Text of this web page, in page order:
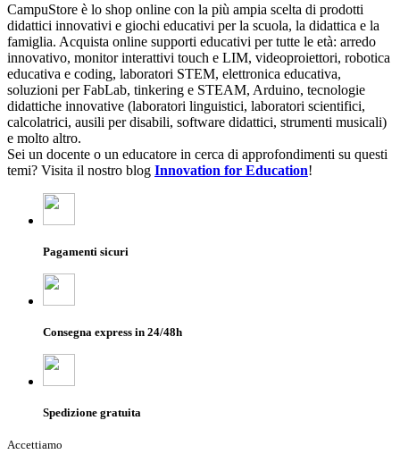
CampuStore è lo shop online con la più ampia scelta di prodotti
didattici innovativi e giochi educativi per la scuola, la didattica e la
famiglia. Acquista online supporti educativi per tutte le età: arredo
innovativo, monitor interattivi touch e LIM, videoproiettori, robotica
educativa e coding, laboratori STEM, elettronica educativa,
soluzioni per FabLab, tinkering e STEAM, Arduino, tecnologie
didattiche innovative (laboratori linguistici, laboratori scientifici,
calcolatrici, ausili per disabili, software didattici, strumenti musicali)
e molto altro.
Sei un docente o un educatore in cerca di approfondimenti su questi
temi? Visita il nostro blog Innovation for Education!
Pagamenti sicuri
Consegna express in 24/48h
Spedizione gratuita
Accettiamo